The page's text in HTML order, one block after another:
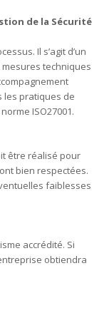
de la Sécurité
Il s’agit d’un
techniques
les pratiques de
ISO27001.
être réalisé pour
bien respectées.
faiblesses
accrédité. Si
obtiendra